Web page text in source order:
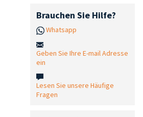
Brauchen Sie Hilfe?
Whatsapp
Geben Sie Ihre E-mail Adresse
ein
Lesen Sie unsere Häufige
Fragen